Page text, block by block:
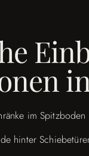
im
hinter